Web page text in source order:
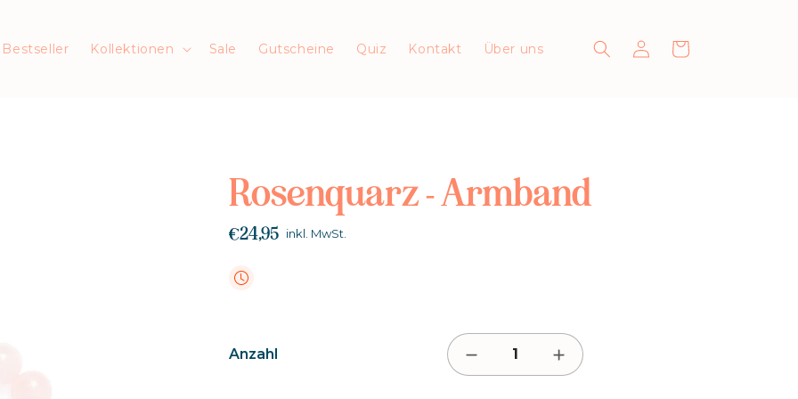
Bestseller Kollektionen Sale Gutscheine Quiz Kontakt Über uns EinloggenWarenkorb
Rosenquarz - Armband
€24,95 inkl. MwSt.
Anzahl